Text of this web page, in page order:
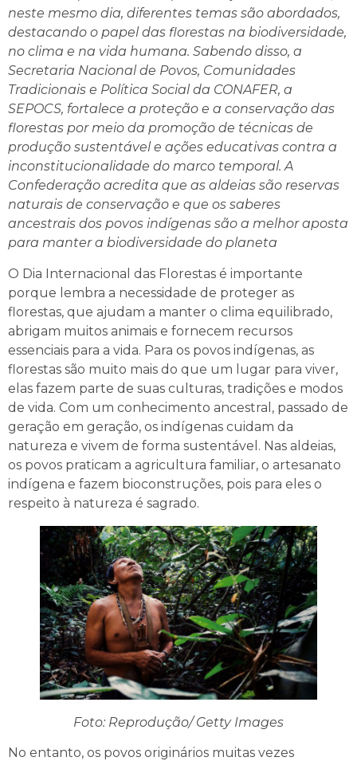
neste mesmo dia, diferentes temas são abordados,
destacando o papel das florestas na biodiversidade,
no clima e na vida humana. Sabendo disso, a
Secretaria Nacional de Povos, Comunidades
Tradicionais e Política Social da CONAFER, a
SEPOCS, fortalece a proteção e a conservação das
florestas por meio da promoção de técnicas de
produção sustentável e ações educativas contra a
inconstitucionalidade do marco temporal. A
Confederação acredita que as aldeias são reservas
naturais de conservação e que os saberes
ancestrais dos povos indígenas são a melhor aposta
para manter a biodiversidade do planeta
O Dia Internacional das Florestas é importante
porque lembra a necessidade de proteger as
florestas, que ajudam a manter o clima equilibrado,
abrigam muitos animais e fornecem recursos
essenciais para a vida. Para os povos indígenas, as
florestas são muito mais do que um lugar para viver,
elas fazem parte de suas culturas, tradições e modos
de vida. Com um conhecimento ancestral, passado de
geração em geração, os indígenas cuidam da
natureza e vivem de forma sustentável. Nas aldeias,
os povos praticam a agricultura familiar, o artesanato
indígena e fazem bioconstruções, pois para eles o
respeito à natureza é sagrado.
Foto: Reprodução/ Getty Images
No entanto, os povos originários muitas vezes